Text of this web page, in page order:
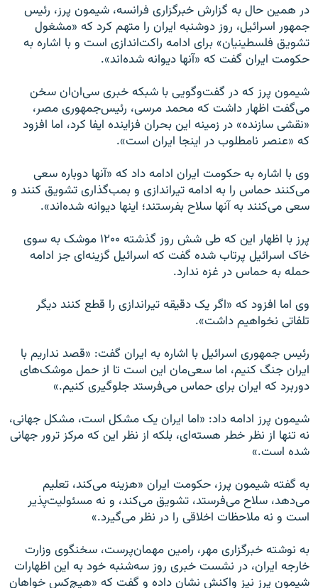
در همین حال به گزارش خبرگزاری فرانسه، شیمون پرز، رئیس
جمهور اسرائیل، روز دوشنبه ایران را متهم کرد که «مشغول
تشویق فلسطینیان» برای ادامه راکت‌اندازی است و با اشاره به
حکومت ایران گفت که «آنها دیوانه شده‌اند».
شیمون پرز که در گفت‌وگویی با شبکه خبری سی‌ان‌ان سخن
می‌گفت اظهار داشت که محمد مرسی، رئیس‌جمهوری مصر،
«نقشی سازنده» در زمینه این بحران فزاینده ایفا کرد، اما افزود
که «عنصر نامطلوب در اینجا ایران است».
وی با اشاره به حکومت ایران ادامه داد که «آنها دوباره سعی
می‌کنند حماس را به ادامه تیراندازی و بمب‌گذاری تشویق کنند و
سعی می‌کنند به آنها سلاح بفرستند؛ اینها دیوانه شده‌اند».
پرز با اظهار این که طی شش روز گذشته ۱۲۰۰ موشک به سوی
خاک اسرائیل پرتاب شده گفت که اسرائیل گزینه‌ای جز ادامه
حمله به حماس در غزه ندارد.
وی اما افزود که «اگر یک دقیقه تیراندازی را قطع کنند دیگر
تلفاتی نخواهیم داشت».
رئیس‌ جمهوری اسرائیل با اشاره به ایران گفت: «قصد نداریم با
ایران جنگ کنیم، اما سعی‌مان این است تا از حمل موشک‌های
دوربرد که ایران برای حماس می‌فرستد جلوگیری کنیم.»
شیمون پرز ادامه داد: «اما ایران یک مشکل است، مشکل جهانی،
نه تنها از نظر خطر هسته‌ای، بلکه از نظر این که مرکز ترور جهانی
شده‌ است.»
به گفته شیمون پرز، حکومت ایران «هزینه می‌کند، تعلیم
می‌دهد، سلاح می‌فرستد، تشویق می‌کند، و نه مسئولیت‌پذیر
است و نه ملاحظات اخلاقی را در نظر می‌گیرد.»
به نوشته خبرگزاری مهر، رامین مهمان‌پرست، سخنگوی وزارت
خارجه ایران، در نشست خبری روز سه‌شنبه خود به این اظهارات
شیمون پرز نیز واکنش نشان داده و گفت که «هیچ‌کس خواهان